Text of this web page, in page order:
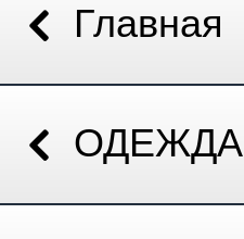
Главная
ОДЕЖДА